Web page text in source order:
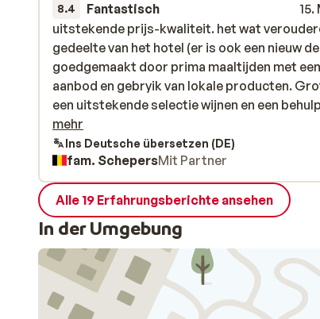
8.4 Fantastisch
uitstekende prijs-kwaliteit. het wat
gedeelte van het hotel (er is ook een nieuw
goedgemaakt door prima maaltijden met
aanbod en gebryik van lokale producten.
een uitstekende selectie wijnen en een
jong sommelier. Vriendelijk en steeds
personeel, beheerd door geëngageerde
Uitstekende lokatie, vlakbij pistes.
uitstekende prijs-kwaliteit. het wat
gedeelte van het hotel (er is ook een nieuw
goedgemaakt door prima maaltijden met
aanbod en gebryik van lokale producten.
een uitstekende selectie wijnen en een
mehr
Ins Deutsche übersetzen (DE)
fam. SchepersMit Partner
Alle 19 Erfahrungsberichte ansehen
In der Umgebung